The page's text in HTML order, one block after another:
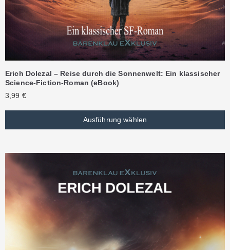
Erich Dolezal – Reise durch die Sonnenwelt: Ein klassischer
Science-Fiction-Roman (eBook)
3,99 €
Ausführung wählen